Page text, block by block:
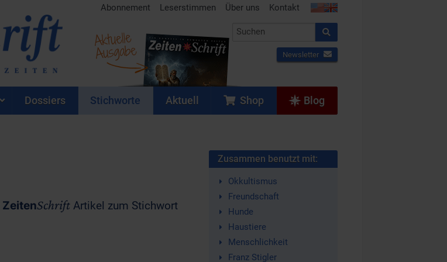
Abonnement Leserstimmen Über uns Kontakt
Newsletter
Aktuelle
Ausgabe
Dossiers Stichworte Aktuell Shop Blog
ZeitenSchrift Artikel zum Stichwort
Zusammen benutzt mit:
Okkultismus
Freundschaft
Hunde
Haustiere
Menschlichkeit
Franz Stigler